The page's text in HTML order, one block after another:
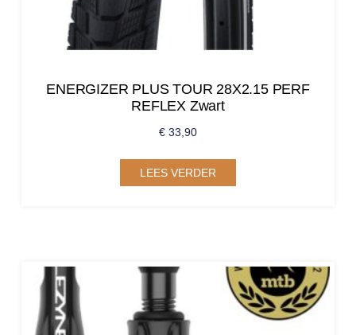
ENERGIZER PLUS TOUR 28X2.15 PERF
REFLEX Zwart
€ 33,90
LEES VERDER